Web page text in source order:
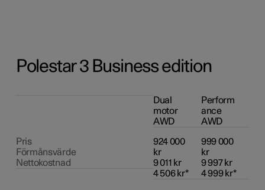
Polestar 3 Business edition
Dual
motor
AWD
Perform
ance
AWD
Pris
Förmånsvärde
Nettokostnad
924 000
kr
9 011 kr
4 506 kr*
999 000
kr
9 997 kr
4 999 kr*